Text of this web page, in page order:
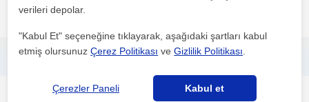
daha fazlasını gör
Matematik
verileri depolar.
"Kabul Et" seçeneğine tıklayarak, aşağıdaki şartları kabul
etmiş olursunuzÇerez Politikası veGizlilik Politikası
Çerezler Paneli Kabul et